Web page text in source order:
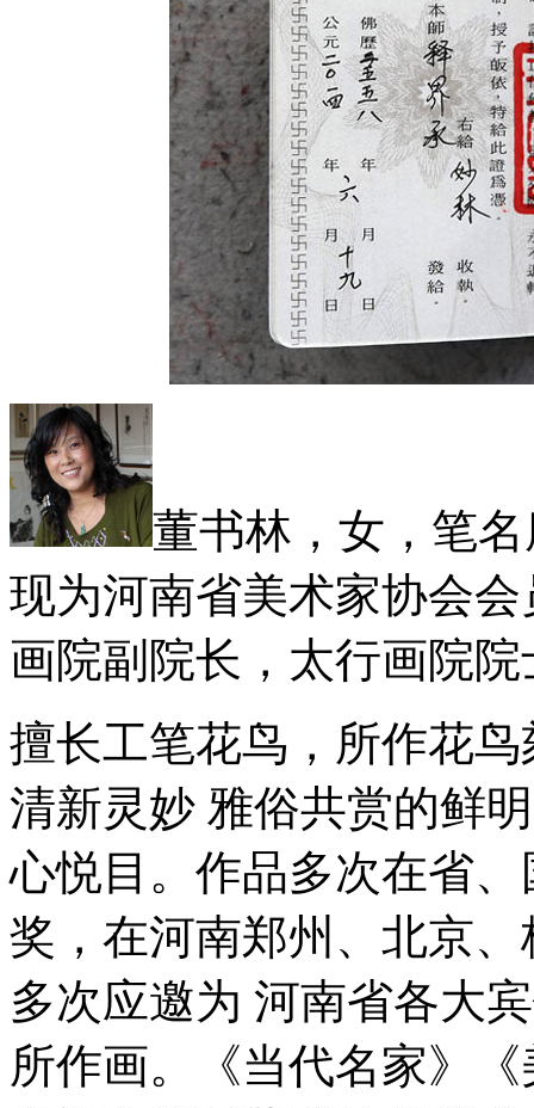
董书林，女，笔
现为河南省美术家协会
画院副院长，太行画院院
擅长工笔花鸟，所作花
清新灵妙 雅俗共赏的鲜
心悦目。作品多次在省
奖，在河南郑州、北京
多次应邀为 河南省各大
所作画。《当代名家》